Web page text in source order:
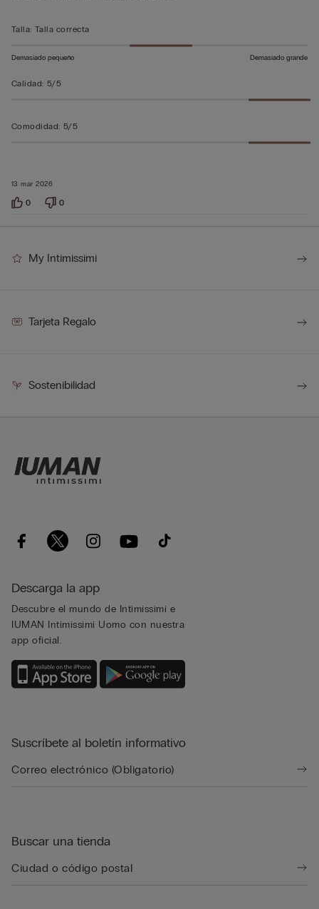
5
13 mar 2026
Talla: Talla correcta
Demasiado pequeño Demasiado grande
Calidad: 5/5
Comodidad: 5/5
0 0
My Intimissimi
Tarjeta Regalo
Sostenibilidad
Descarga la app
Descubre el mundo de Intimissimi e
IUMAN Intimissimi Uomo con nuestra
app oficial.
Suscríbete al boletín informativo
Buscar una tienda